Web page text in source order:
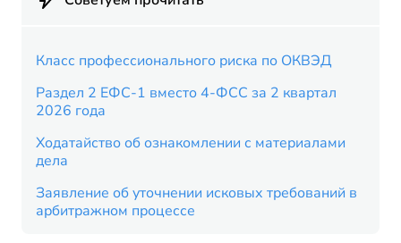
Класс профессионального риска по ОКВЭД
Раздел 2 ЕФС-1 вместо 4-ФСС за 2 квартал
2026 года
Ходатайство об ознакомлении с материалами
дела
Заявление об уточнении исковых требований в
арбитражном процессе